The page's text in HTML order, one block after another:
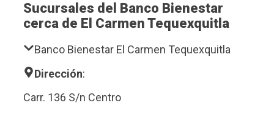
Sucursales del Banco Bienestar
cerca de El Carmen Tequexquitla
Banco Bienestar El Carmen Tequexquitla
Dirección:
Carr. 136 S/n Centro